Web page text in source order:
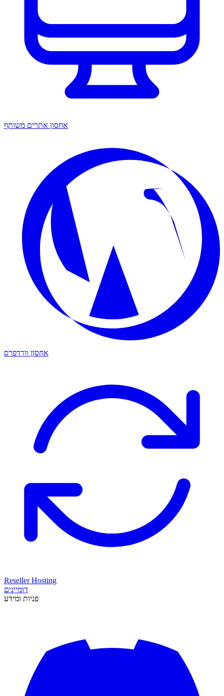
אחסון אתרים משותף
אחסון וורדפרס
Reseller Hosting
דומיינים
פניות ומידע